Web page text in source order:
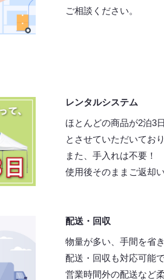
ご相談ください。
レンタルシステム
ほとんどの商品が2泊3
とさせていただいており
また、手入れは不要！
使用後そのままご返却
配送・回収
物量が多い、手間を省
配送・回収も対応可能
営業時間外の配送など